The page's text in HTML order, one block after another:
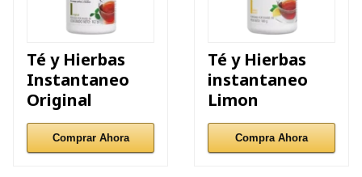
Té y Hierbas
Instantaneo
Original
Comprar Ahora
Té y Hierbas
instantaneo
Limon
Compra Ahora